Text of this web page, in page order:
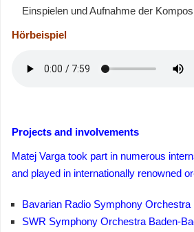
Einspielen und Aufnahme der
Hörbeispiel
Projects and involvements
Matej Varga took part in numerous
and played in internationally renowned
Bavarian Radio Symphony Orchestra
SWR Symphony Orchestra Baden-